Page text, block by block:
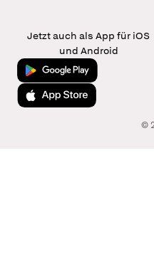
Jetzt auch als App für iOS
und Android
Jetzt bei Google Play
Laden im App Store
©